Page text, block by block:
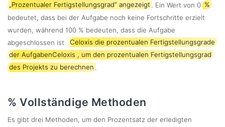
„Prozentualer Fertigstellungsgrad“ angezeigt . Ein Wert von 0 %
bedeutet, dass bei der Aufgabe noch keine Fortschritte erzielt
wurden, während 100 % bedeuten, dass die Aufgabe
abgeschlossen ist.Celoxis die prozentualen Fertigstellungsgrade
der AufgabenCeloxis , um den prozentualen Fertigstellungsgrad
des Projekts zu berechnen .
% Vollständige Methoden
Es gibt drei Methoden, um den Prozentsatz der erledigten